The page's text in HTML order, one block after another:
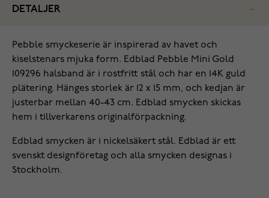
DETALJER
Pebble smyckeserie är inspirerad av havet och
kiselstenars mjuka form. Edblad Pebble Mini Gold
109296 halsband är i rostfritt stål och har en 14K guld
plätering. Hänges storlek är 12 x 15 mm, och kedjan är
justerbar mellan 40-43 cm. Edblad smycken skickas
hem i tillverkarens originalförpackning.
Edblad smycken är i nickelsäkert stål. Edblad är ett
svenskt designföretag och alla smycken designas i
Stockholm.